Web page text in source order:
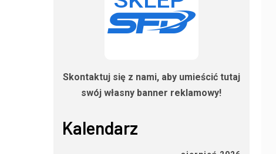
Skontaktuj się z nami, aby umieścić tutaj
swój własny banner reklamowy!
Kalendarz